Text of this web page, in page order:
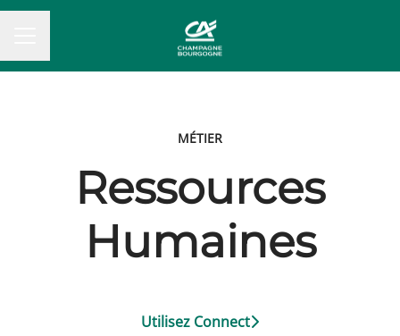
MÉTIER
Ressources
Humaines
Utilisez Connect